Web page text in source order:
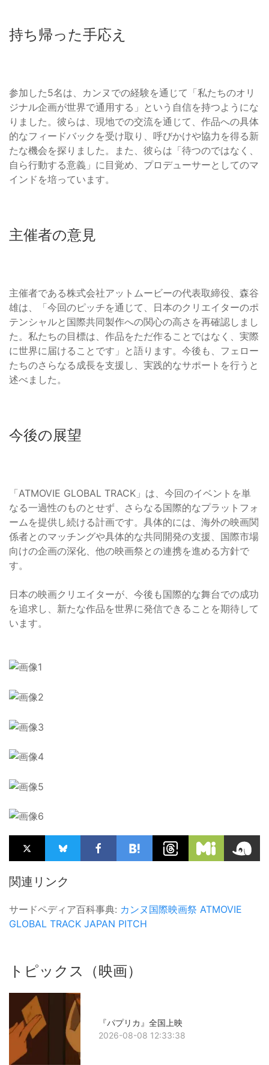
持ち帰った手応え
参加した5名は、カンヌでの経験を通じて「私たちのオリ
ジナル企画が世界で通用する」という自信を持つようにな
りました。彼らは、現地での交流を通じて、作品への具体
的なフィードバックを受け取り、呼びかけや協力を得る新
たな機会を探りました。また、彼らは「待つのではなく、
自ら行動する意義」に目覚め、プロデューサーとしてのマ
インドを培っています。
主催者の意見
主催者である株式会社アットムービーの代表取締役、森谷
雄は、「今回のピッチを通じて、日本のクリエイターのポ
テンシャルと国際共同製作への関心の高さを再確認しまし
た。私たちの目標は、作品をただ作ることではなく、実際
に世界に届けることです」と語ります。今後も、フェロー
たちのさらなる成長を支援し、実践的なサポートを行うと
述べました。
今後の展望
「ATMOVIE GLOBAL TRACK」は、今回のイベントを単
なる一過性のものとせず、さらなる国際的なプラットフォ
ームを提供し続ける計画です。具体的には、海外の映画関
係者とのマッチングや具体的な共同開発の支援、国際市場
向けの企画の深化、他の映画祭との連携を進める方針で
す。
日本の映画クリエイターが、今後も国際的な舞台での成功
を追求し、新たな作品を世界に発信できることを期待して
います。
関連リンク
サードペディア百科事典: カンヌ国際映画祭 ATMOVIE
GLOBAL TRACK JAPAN PITCH
トピックス（映画）
『パプリカ』全国上映
2026-08-08 12:33:38